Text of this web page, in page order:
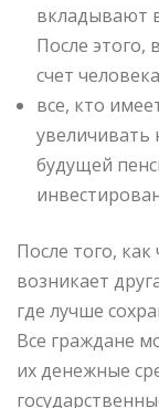
вкладывают
После этого,
счет
все, кто
увеличивать
будущей
После того,
возникает
где лучше
Все граждане
их денежные